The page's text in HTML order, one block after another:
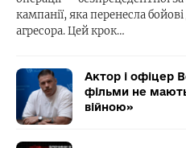
кампанії, яка перенесла
агресора. Цей крок…
Актор і офіцер
фільми не мають
війною»